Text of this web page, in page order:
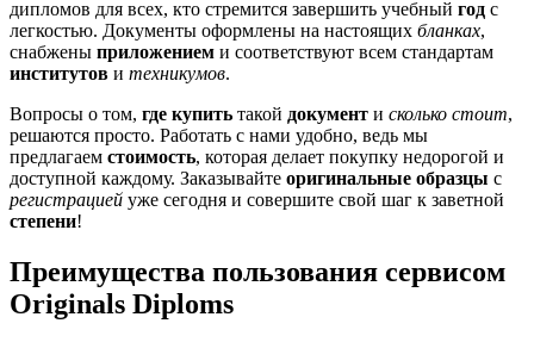
дипломов для всех, кто стремится завершить учебный год с
легкостью. Документы оформлены на настоящих бланках,
снабжены приложением и соответствуют всем стандартам
институтов и техникумов.
Вопросы о том, где купить такой документ и сколько стоит,
решаются просто. Работать с нами удобно, ведь мы
предлагаем стоимость, которая делает покупку недорогой и
доступной каждому. Заказывайте оригинальные образцы с
регистрацией уже сегодня и совершите свой шаг к заветной
степени!
Преимущества пользования сервисом
Originals Diploms